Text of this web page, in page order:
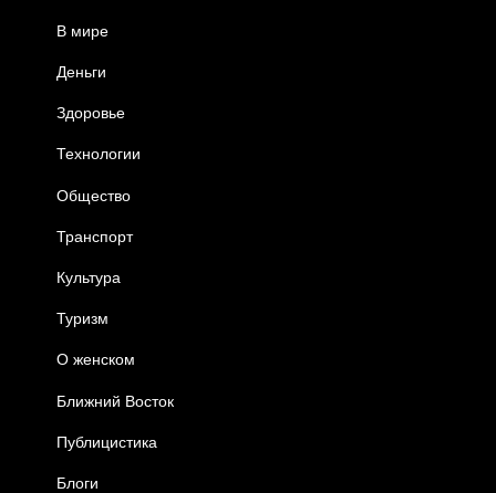
В мире
Деньги
Здоровье
Технологии
Общество
Транспорт
Культура
Туризм
О женском
Ближний Восток
Публицистика
Блоги